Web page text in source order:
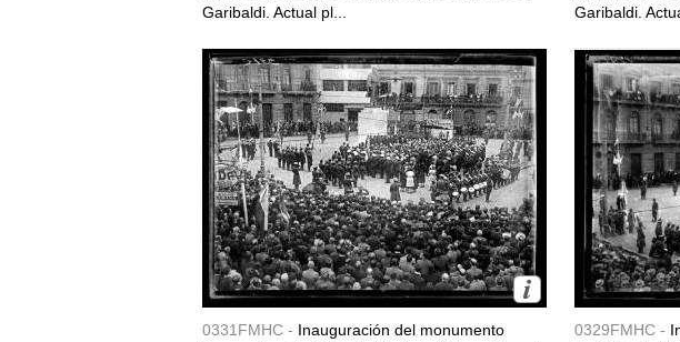
Garibaldi. Actual pl...
Garibaldi.
0331FMHC - Inauguración del monumento
0329FMHC -